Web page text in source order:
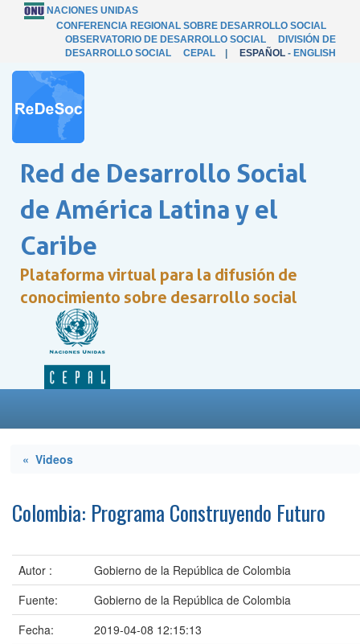
NACIONES UNIDAS
CONFERENCIA REGIONAL SOBRE DESARROLLO SOCIAL
OBSERVATORIO DE DESARROLLO SOCIAL
DIVISIÓN DE
DESARROLLO SOCIAL
CEPAL ESPAÑOL - ENGLISH
Red de Desarrollo Social
de América Latina y el
Caribe
Plataforma virtual para la difusión de
conocimiento sobre desarrollo social
« Videos
Colombia: Programa Construyendo Futuro
Autor :
Gobierno de la República de Colombia
Fuente:
Gobierno de la República de Colombia
Fecha:
2019-04-08 12:15:13